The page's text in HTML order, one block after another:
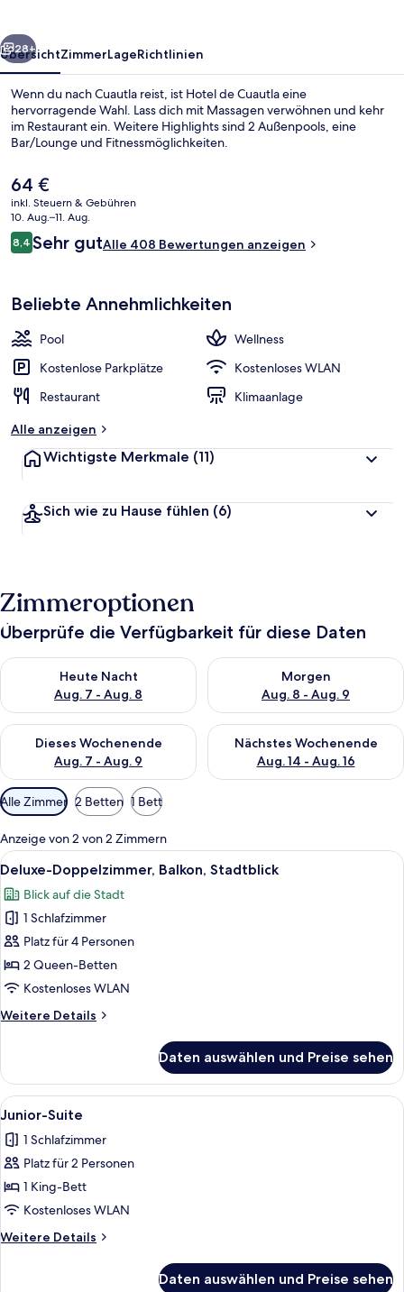
Außen-Whirlpool
Weiter
28+
ÜbersichtZimmerLageRichtlinien
Wenn du nach Cuautla reist, ist Hotel de Cuautla eine
hervorragende Wahl. Lass dich mit Massagen verwöhnen und kehr
im Restaurant ein. Weitere Highlights sind 2 Außenpools, eine
Bar/Lounge und Fitnessmöglichkeiten.
Der
aktuelle
Preis
beträgt
64 €.
64 €
inkl. Steuern & Gebühren
10. Aug.–11. Aug.
Bewertungen
8,48,4 von 10.
Sehr gutAlle 408 Bewertungen anzeigen
Beliebte Annehmlichkeiten
Pool
Wellness
Kostenlose Parkplätze
Kostenloses WLAN
Restaurant
Klimaanlage
Alle anzeigen
Wichtigste Merkmale (11)
Sich wie zu Hause fühlen (6)
Zimmeroptionen
Überprüfe die Verfügbarkeit für diese Daten
Heute Nacht
Aug. 7 - Aug. 8
Überprüfe die Verfügbarkeit für heute Nacht, Aug. 7 - Aug. 8.
Morgen
Aug. 8 - Aug. 9
Überprüfe die Verfügbarkeit
Dieses Wochenende
Aug. 7 - Aug. 9
Überprüfe die Verfügbarkeit für dieses Wochenende, Aug. 7
Nächstes Wochenende
Aug. 14 - Aug. 16
Überprüfe die Verfügbarkeit
Verfügbare
Filter
für
Zimmer
Alle Zimmer 2 Betten 1 Bett
Anzeige von 2 von 2 Zimmern
Alle
Fotos
für
Deluxe-
Doppelzimmer,
Balkon,
Stadtblick
Deluxe-Doppelzimmer, Balkon,
7
Deluxe-Doppelzimmer, Balkon, Stadtblick
Blick auf die Stadt
1 Schlafzimmer
Platz für 4 Personen
2 Queen-Betten
Kostenloses WLAN
Weitere Details
Weitere
Doppelzimmer,
Balkon,
Stadtblick
Daten auswählen und Preise sehen
Alle
Fotos
für
Junior-
Suite
anzeigen
Junior-Suite | Schreibtisch,
6
Junior-Suite
1 Schlafzimmer
Platz für 2 Personen
1 King-Bett
Kostenloses WLAN
Weitere Details
Weitere
Daten auswählen und Preise sehen